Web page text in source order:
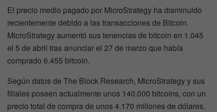
El precio medio pagado por MicroStrategy ha disminuido
recientemente debido a las transacciones de Bitcoin.
MicroStrategy aumentó sus tenencias de bitcoin en 1.045
el 5 de abril tras anunciar el 27 de marzo que había
comprado 6.455 bitcoin.
Según datos de The Block Research, MicroStrategy y sus
filiales poseen actualmente unos 140.000 bitcoins, con un
precio total de compra de unos 4.170 millones de dólares.